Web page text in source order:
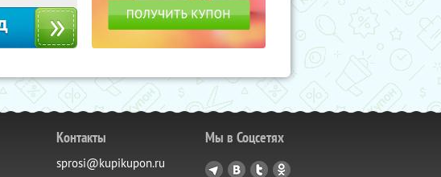
Контакты
sprosi@kupikupon.ru
Мы в Соцсетях